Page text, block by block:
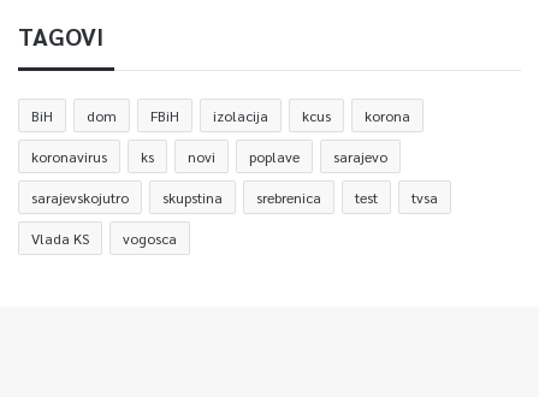
TAGOVI
BiH dom FBiH izolacija kcus korona
koronavirus ks novi poplave sarajevo
sarajevskojutro skupstina srebrenica test tvsa
Vlada KS vogosca